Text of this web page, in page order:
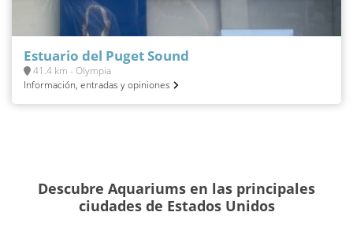
Estuario del Puget Sound
41.4 km - Olympia
Información, entradas y opiniones
Descubre Aquariums en las principales
ciudades de Estados Unidos